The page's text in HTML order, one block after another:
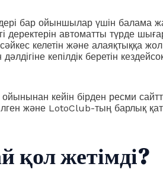
бар ойыншылар үшін балама
деректерін автоматты түрде
келетін және алаяқтыққа
кепілдік беретін
кейін бірден ресми
және LotoClub-тың барлық
қол жетімді?